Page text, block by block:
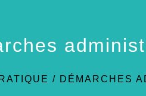
/ DÉMARCHES